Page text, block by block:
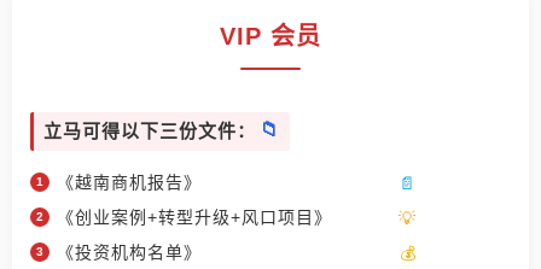
VIP 会员
立马可得以下三份文件：
《越南商机报告》
《创业案例+转型升级+风口项目》
《投资机构名单》